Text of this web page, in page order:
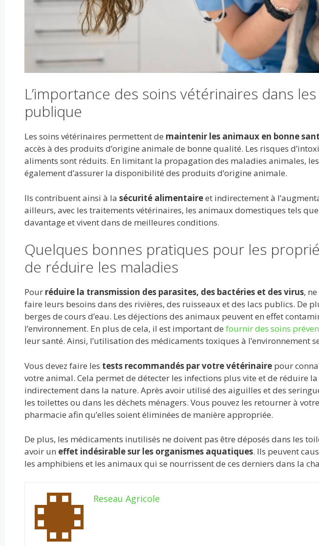
L’importance des soins vétérinaires dans
publique
Les soins vétérinaires permettent de maintenir les animaux en bonne
accès à des produits d’origine animale de bonne qualité. Les risques
aliments sont réduits. En limitant la propagation des maladies animales,
également d’assurer la disponibilité des produits d’origine animale.
Ils contribuent ainsi à la sécurité alimentaireet indirectement à
ailleurs, avec les traitements vétérinaires, les animaux domestiques tels que
davantage et vivent dans de meilleures conditions.
Quelques bonnes pratiques pour les
de réduire les maladies
Pour réduire la transmission des parasites, des bactéries et des virus,
faire leurs besoins dans des rivières, des ruisseaux et des lacs publics. De
berges de cours d’eau. Les déjections des animaux peuvent en effet
l’environnement. En plus de cela, il est important de fournir des soins
leur santé. Ainsi, l’utilisation des médicaments toxiques à l’environnement
Vous devez faire les tests recommandés par votre vétérinairepour
votre animal. Cela permet de détecter les infections plus vite et de réduire
indirectement dans la nature. Après avoir utilisé des aiguilles et des
les toilettes ou dans les déchets ménagers. Vous pouvez les retourner à
pharmacie afin qu’elles soient éliminées de manière appropriée.
De plus, les médicaments inutilisés ne doivent pas être déposés dans les
avoir un effet indésirable sur les organismes aquatiques. Ils peuvent
les amphibiens et les animaux qui se nourrissent de ces derniers dans la
Reseau Agricole